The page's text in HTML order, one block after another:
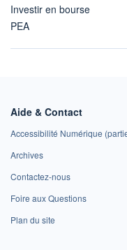
Investir en bourse
PEA
Aide & Contact
Accessibilité Numérique
Archives
Contactez-nous
Foire aux Questions
Plan du site